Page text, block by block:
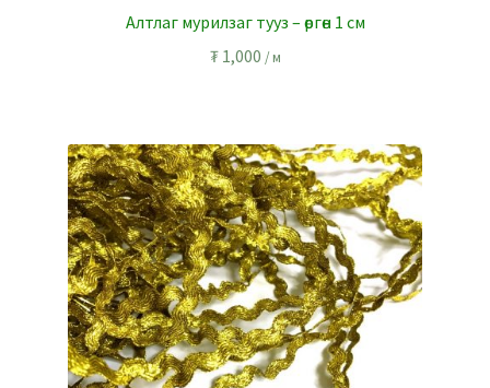
Алтлаг мурилзаг тууз – өргөн 1 см
₮1,000 / м